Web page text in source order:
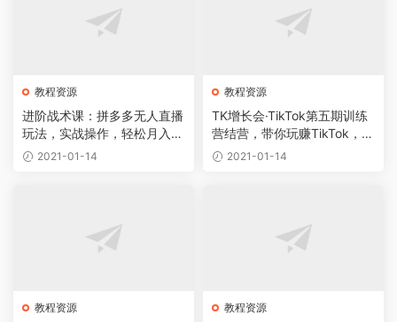
教程资源
进阶战术课：拼多多无人直播
玩法，实战操作，轻松月入过
万 2021-01-14
教程资源
TK增长会·TikTok第五期训练
营结营，带你玩赚TikTok，4
0天变现22万美金
2021-01-14
教程资源 教程资源